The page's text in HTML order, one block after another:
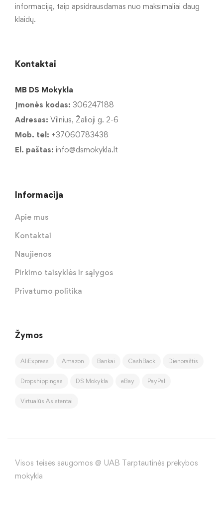
informaciją, taip apsidrausdamas nuo maksimaliai daug
klaidų.
Kontaktai
MB DS Mokykla
Įmonės kodas: 306247188
Adresas: Vilnius, Žalioji g. 2-6
Mob. tel: +37060783438
El. paštas: info@dsmokykla.lt
Informacija
Apie mus
Kontaktai
Naujienos
Pirkimo taisyklės ir sąlygos
Privatumo politika
Žymos
AliExpress Amazon Bankai CashBack Dienoraštis
Dropshippingas DS Mokykla eBay PayPal
Virtualūs Asistentai
Visos teisės saugomos @ UAB Tarptautinės prekybos
mokykla